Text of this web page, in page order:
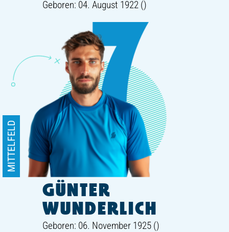
Geboren: 04. August 1922 ()
GÜNTER
WUNDERLICH
MITTELFELD
Geboren: 06. November 1925 ()